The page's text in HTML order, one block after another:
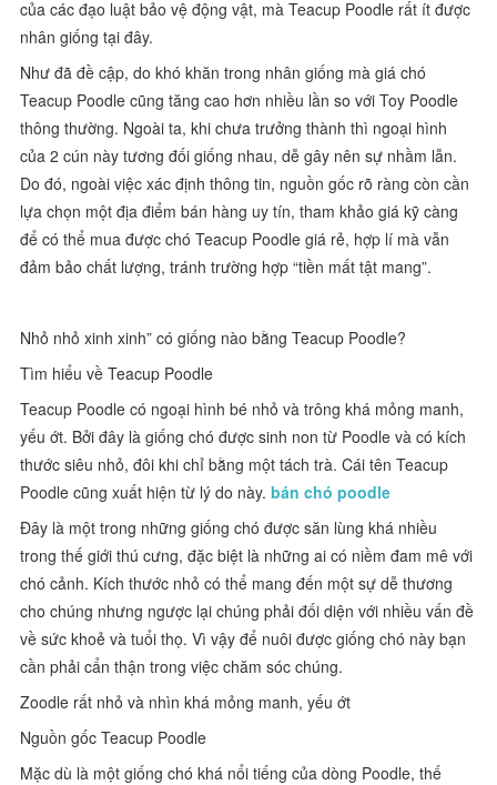
của các đạo luật bảo vệ động vật, mà Teacup Poodle rất ít được
nhân giống tại đây.
Như đã đề cập, do khó khăn trong nhân giống mà giá chó
Teacup Poodle cũng tăng cao hơn nhiều lần so với Toy Poodle
thông thường. Ngoài ta, khi chưa trưởng thành thì ngoại hình
của 2 cún này tương đối giống nhau, dễ gây nên sự nhầm lẫn.
Do đó, ngoài việc xác định thông tin, nguồn gốc rõ ràng còn cần
lựa chọn một địa điểm bán hàng uy tín, tham khảo giá kỹ càng
để có thể mua được chó Teacup Poodle giá rẻ, hợp lí mà vẫn
đảm bảo chất lượng, tránh trường hợp “tiền mất tật mang”.
Nhỏ nhỏ xinh xinh” có giống nào bằng Teacup Poodle?
Tìm hiểu về Teacup Poodle
Teacup Poodle có ngoại hình bé nhỏ và trông khá mỏng manh,
yếu ớt. Bởi đây là giống chó được sinh non từ Poodle và có kích
thước siêu nhỏ, đôi khi chỉ bằng một tách trà. Cái tên Teacup
Poodle cũng xuất hiện từ lý do này.bán chó poodle
Đây là một trong những giống chó được săn lùng khá nhiều
trong thế giới thú cưng, đặc biệt là những ai có niềm đam mê với
chó cảnh. Kích thước nhỏ có thể mang đến một sự dễ thương
cho chúng nhưng ngược lại chúng phải đối diện với nhiều vấn đề
về sức khoẻ và tuổi thọ. Vì vậy để nuôi được giống chó này bạn
cần phải cẩn thận trong việc chăm sóc chúng.
Zoodle rất nhỏ và nhìn khá mỏng manh, yếu ớt
Nguồn gốc Teacup Poodle
Mặc dù là một giống chó khá nổi tiếng của dòng Poodle, thế